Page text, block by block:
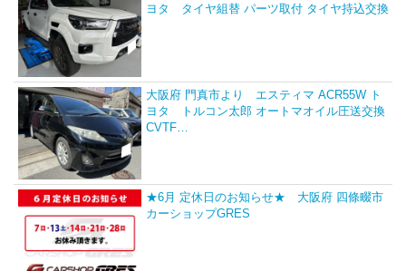
ヨタ タイヤ組替 パーツ取付 タイヤ持込交換
大阪府 門真市より エスティマ ACR55W ト
ヨタ トルコン太郎 オートマオイル圧送交換
CVTF…
★6月 定休日のお知らせ★ 大阪府 四條畷市
カーショップGRES